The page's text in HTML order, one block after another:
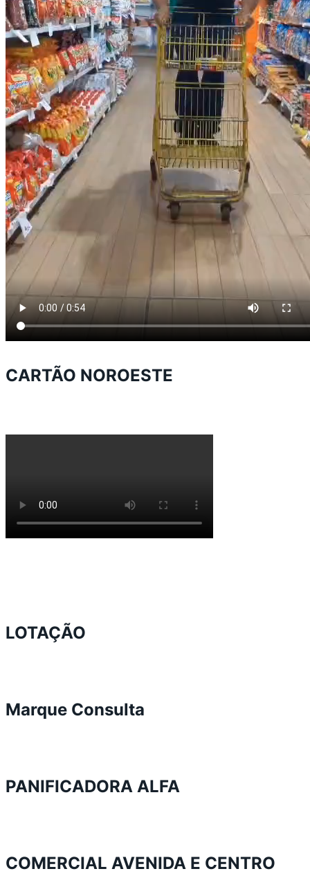
CARTÃO NOROESTE
LOTAÇÃO
Marque Consulta
PANIFICADORA ALFA
COMERCIAL AVENIDA E CENTRO